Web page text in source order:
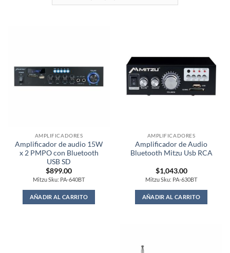
AMPLIFICADORES
Amplificador de audio 15W
x 2 PMPO con Bluetooth
USB SD
$899.00
Mitzu Sku: PA-640BT
AÑADIR AL CARRITO
AMPLIFICADORES
Amplificador de Audio
Bluetooth Mitzu Usb RCA
$1,043.00
Mitzu Sku: PA-630BT
AÑADIR AL CARRITO